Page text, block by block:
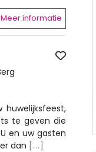
Meer informatie
te geven die
en uw gasten
dan [...]